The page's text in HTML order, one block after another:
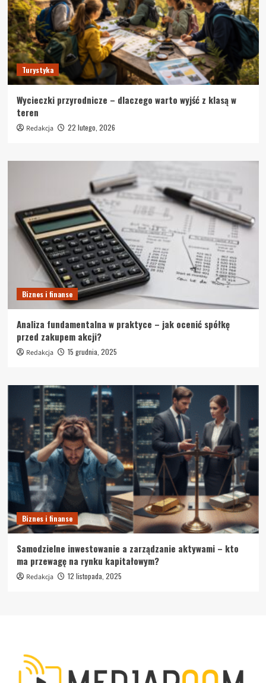
Turystyka
Wycieczki przyrodnicze – dlaczego warto wyjść z klasą w
teren
Redakcja 22 lutego, 2026
Biznes i finanse
Analiza fundamentalna w praktyce – jak ocenić spółkę
przed zakupem akcji?
Redakcja 15 grudnia, 2025
Biznes i finanse
Samodzielne inwestowanie a zarządzanie aktywami – kto
ma przewagę na rynku kapitałowym?
Redakcja 12 listopada, 2025